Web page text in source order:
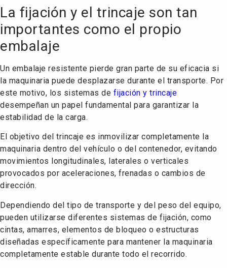
La fijación y el trincaje son tan
importantes como el propio
embalaje
Un embalaje resistente pierde gran parte de su eficacia si
la maquinaria puede desplazarse durante el transporte. Por
este motivo, los sistemas de fijación y trincaje
desempeñan un papel fundamental para garantizar la
estabilidad de la carga.
El objetivo del trincaje es inmovilizar completamente la
maquinaria dentro del vehículo o del contenedor, evitando
movimientos longitudinales, laterales o verticales
provocados por aceleraciones, frenadas o cambios de
dirección.
Dependiendo del tipo de transporte y del peso del equipo,
pueden utilizarse diferentes sistemas de fijación, como
cintas, amarres, elementos de bloqueo o estructuras
diseñadas específicamente para mantener la maquinaria
completamente estable durante todo el recorrido.